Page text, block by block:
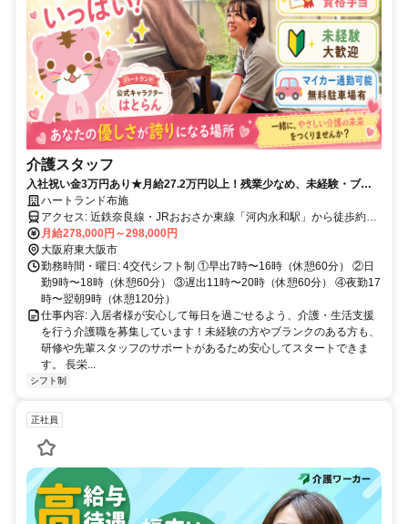
介護スタッフ
入社祝い金3万円あり★月給27.2万円以上！残業少なめ、未経験・ブラ
ンク歓迎！駅近徒歩圏内◎
ハートランド布施
アクセス: 近鉄奈良線・JRおおさか東線「河内永和駅」から徒歩約4
分 近鉄奈良線・大阪線「布施駅」から徒歩約8分 ※マイカー通勤可
（無料駐車場完備） 【近隣エリアから通勤便利】 長堂・長栄寺・荒
川・永和・高井田元町・足代北・足代新町・菱屋西・横沼町・俊徳
町・小阪本町など、東大阪市内の幅広いエリアから通勤しやすい勤務
地です。
月給278,000円～298,000円
大阪府東大阪市
勤務時間・曜日: 4交代シフト制 ①早出7時〜16時（休憩60分） ②日
勤9時〜18時（休憩60分） ③遅出11時〜20時（休憩60分） ④夜勤17
時〜翌朝9時（休憩120分）
仕事内容: 入居者様が安心して毎日を過ごせるよう、介護・生活支援
を行う介護職を募集しています！未経験の方やブランクのある方も、
研修や先輩スタッフのサポートがあるため安心してスタートできま
す。 長栄...
シフト制
正社員